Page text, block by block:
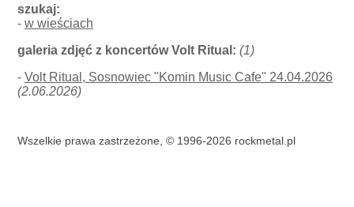
szukaj:
-w wieściach
galeria zdjęć z koncertów Volt Ritual: (1)
-Volt Ritual, Sosnowiec "Komin Music Cafe" 24.04.2026
(2.06.2026)
Wszelkie prawa zastrzeżone, © 1996-2026 rockmetal.pl